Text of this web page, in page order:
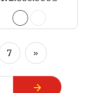
gốc
7